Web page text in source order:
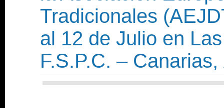
Tradicionales
al 12 de Julio en
F.S.P.C. –